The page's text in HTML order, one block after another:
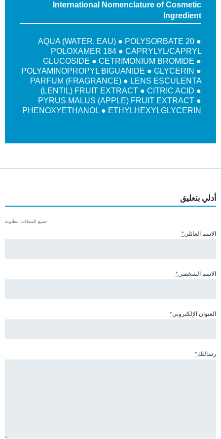
International Nomenclature of Cosmetic
Ingredient
AQUA (WATER, EAU) ● POLYSORBATE 20 ●
POLOXAMER 184 ● CAPRYLYL/CAPRYL
GLUCOSIDE ● CETRIMONIUM BROMIDE ●
POLYAMINOPROPYL BIGUANIDE ● GLYCERIN ●
PARFUM (FRAGRANCE) ● LENS ESCULENTA
(LENTIL) FRUIT EXTRACT ● CITRIC ACID ●
PYRUS MALUS (APPLE) FRUIT EXTRACT ●
PHENOXYETHANOL ● ETHYLHEXYLGLYCERIN
أدلي بتعليق
جميع المجالات مطلوبة
الاسم العائلي*
الاسم الشخصي*
العنوان الإلكتروني*
رسالتك*